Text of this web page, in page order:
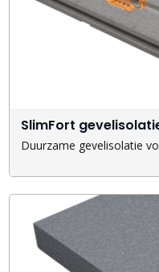
SlimFort
Duurzame gevelisolatie